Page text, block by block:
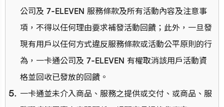
公司及 7-ELEVEN 服務條款及所有活動內容及注意事
項，不得以任何理由要求補發活動回饋；此外，一旦發
現有用戶以任何方式違反服務條款或活動公平原則的行
為，一卡通公司及 7-ELEVEN 有權取消該用戶活動資
格並回收已發放的回饋。
一卡通並未介入商品、服務之提供或交付、或商品、服